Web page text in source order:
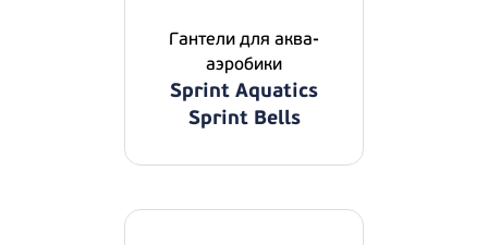
Гантели для аква-
аэробики
Sprint Aquatics
Sprint Bells